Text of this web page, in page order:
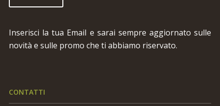
Inserisci la tua Email e sarai sempre aggiornato sulle
novità e sulle promo che ti abbiamo riservato.
CONTATTI